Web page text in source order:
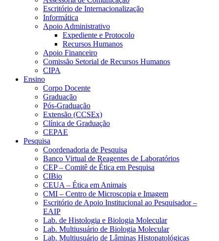
Escritório de Internacionalização
Informática
Apoio Administrativo
Expediente e Protocolo
Recursos Humanos
Apoio Financeiro
Comissão Setorial de Recursos Humanos
CIPA
Ensino
Corpo Docente
Graduação
Pós-Graduação
Extensão (CCSEx)
Clínica de Graduação
CEPAE
Pesquisa
Coordenadoria de Pesquisa
Banco Virtual de Reagentes de Laboratórios
CEP – Comitê de Ética em Pesquisa
CIBio
CEUA – Ética em Animais
CMI – Centro de Microscopia e Imagem
Escritório de Apoio Institucional ao Pesquisador –
EAIP
Lab. de Histologia e Biologia Molecular
Lab. Multiusuário de Biologia Molecular
Lab. Multiusuário de Lâminas Histopatológicas